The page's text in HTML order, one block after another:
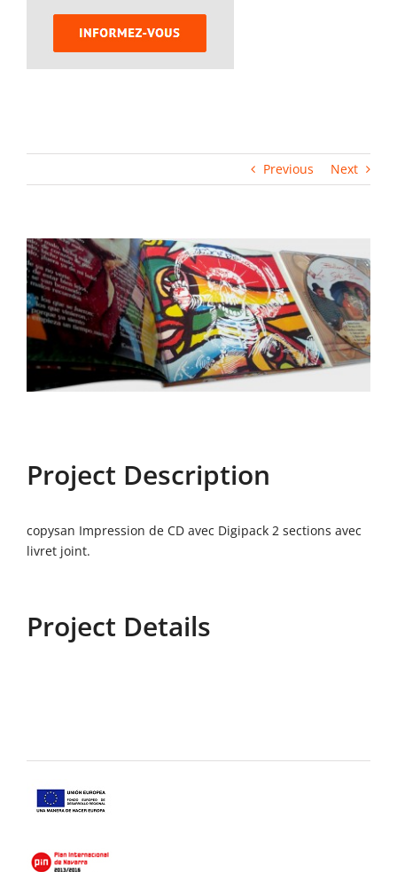
Previous Next
View
Larger
Image
Project Description
copysan Impression de CD avec Digipack 2 sections avec
livret joint.
Project Details